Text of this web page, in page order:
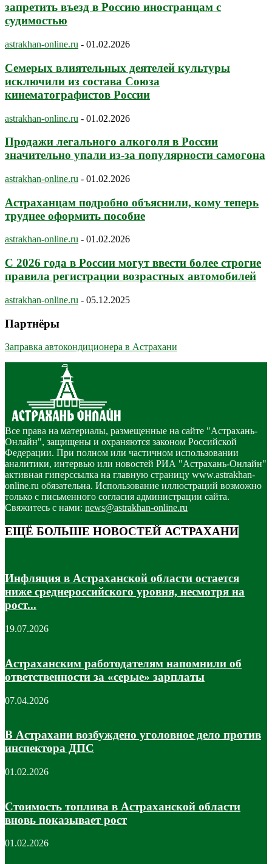
запретить въезд в Россию иностранцам с
судимостью
astrakhan-online.ru - 01.02.2026
Семерых влиятельных деятелей культуры
исключили из состава Союза
кинематографистов России
astrakhan-online.ru - 01.02.2026
Продажи легального алкоголя в России
значительно упали из-за популярности самогона
astrakhan-online.ru - 01.02.2026
Астраханцам подробно объяснили, кому теперь
труднее оформить пособие
astrakhan-online.ru - 01.02.2026
С 2026 года в России могут ввести более строгие
правила регистрации возрастных автомобилей
astrakhan-online.ru - 05.12.2025
Партнёры
Заправка автокондиционера в Астрахани
Все права на материалы, размещенные на сайте "Астрахань-
Онлайн", защищены и охраняются законом Российской
Федерации. При полном или частичном использовании
аналитики, интервью или новостей РИА "Астрахань-Онлайн"
активная гиперссылка на главную страницу www.astrakhan-
online.ru обязательна. Использование иллюстраций возможно
только с письменного согласия администрации сайта.
Свяжитесь с нами: news@astrakhan-online.ru
ЕЩЁ БОЛЬШЕ НОВОСТЕЙ АСТРАХАНИ
Инфляция в Астраханской области остается
ниже среднероссийского уровня, несмотря на
рост...
19.07.2026
Астраханским работодателям напомнили об
ответственности за «серые» зарплаты
07.04.2026
В Астрахани возбуждено уголовное дело против
инспектора ДПС
01.02.2026
Стоимость топлива в Астраханской области
вновь показывает рост
01.02.2026